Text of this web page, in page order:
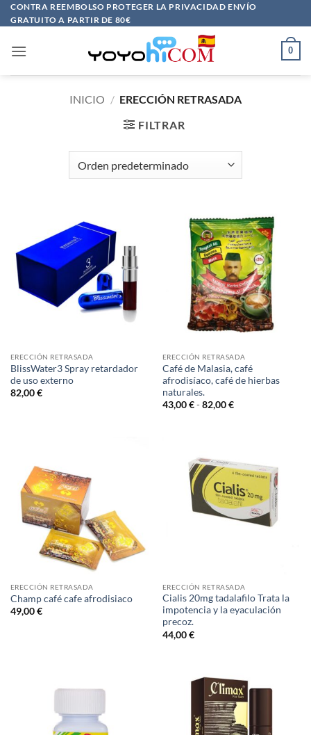
Saltar
al
CONTRA REEMBOLSO PROTEGER LA PRIVACIDAD ENVÍO
GRATUITO A PARTIR DE 80€
0
INICIO / ERECCIÓN RETRASADA
FILTRAR
ERECCIÓN RETRASADA
BlissWater3 Spray retardador
de uso externo
82,00€
ERECCIÓN RETRASADA
Café de Malasia, café
afrodisíaco, café de hierbas
naturales.
43,00€ - 82,00€Rango
ERECCIÓN RETRASADA
Champ café cafe afrodisiaco
49,00€
ERECCIÓN RETRASADA
Cialis 20mg tadalafilo Trata la
impotencia y la eyaculación
precoz.
44,00€